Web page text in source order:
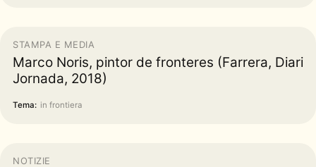
STAMPA E MEDIA
Marco Noris, pintor de fronteres (Farrera, Diari
Jornada, 2018)
Tema: in frontiera
NOTIZIE